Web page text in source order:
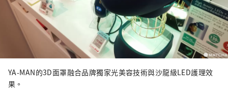
YA-MAN的3D面罩融合品牌獨家光美容技術與沙龍級LED護理效
果。